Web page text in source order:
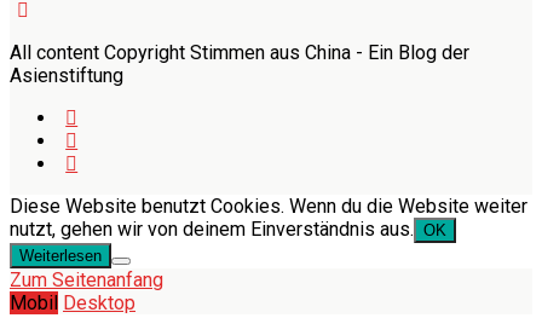
All content Copyright Stimmen aus China - Ein Blog der
Asienstiftung
Diese Website benutzt Cookies. Wenn du die Website weiter
nutzt, gehen wir von deinem Einverständnis aus. OK
Weiterlesen
Zum Seitenanfang
Mobil Desktop